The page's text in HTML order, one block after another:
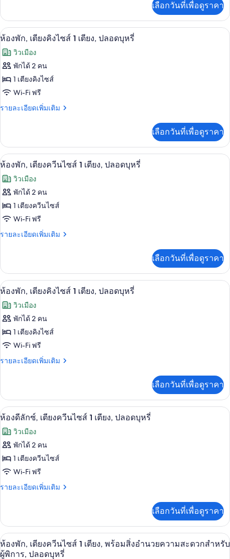
ควีน
ไซส์
2
เตียง,
ปลอด
บุหรี่
เกี่ยว
กับ
ห้อง
เตียง
ควีน
2
เตียง,
บุหรี่
เลือกวันที่เพื่อดูราคา
เปิด
ภาพถ่าย
ทั้งหมด
ของ
ห้อง
พัก,
คิง
ไซส์
1
เตียง,
ปลอด
บุหรี่
ตู้นิรภัยในห้องพัก, โต๊ะทำงาน, เตารีด/
9
ห้องพัก, เตียงคิงไซส์ 1 เตียง, ปลอดบุหรี่
วิวเมือง
พักได้ 2 คน
1 เตียงคิงไซส์
Wi-Fi ฟรี
รายละเอียดเพิ่มเติม
ราย
เกี่ยว
กับ
ห้อง
เตียง
คิง
เตียง,
บุหรี่
เลือกวันที่เพื่อดูราคา
เปิด
ภาพถ่าย
ทั้งหมด
ของ
ห้อง
พัก,
ควีน
ไซส์
1
เตียง,
ปลอด
บุหรี่
ตู้นิรภัยในห้องพัก, โต๊ะทำงาน, เตารีด/
10
ห้องพัก, เตียงควีนไซส์ 1 เตียง, ปลอดบุหรี่
วิวเมือง
พักได้ 2 คน
1 เตียงควีนไซส์
Wi-Fi ฟรี
รายละเอียดเพิ่มเติม
ราย
เกี่ยว
กับ
ห้อง
เตียง
ควีน
เตียง,
บุหรี่
เลือกวันที่เพื่อดูราคา
เปิด
ภาพถ่าย
ทั้งหมด
ของ
ห้อง
พัก,
คิง
ไซส์
1
เตียง,
ปลอด
บุหรี่
ตู้นิรภัยในห้องพัก, โต๊ะทำงาน, เตารีด/
9
ห้องพัก, เตียงคิงไซส์ 1 เตียง, ปลอดบุหรี่
วิวเมือง
พักได้ 2 คน
1 เตียงคิงไซส์
Wi-Fi ฟรี
รายละเอียดเพิ่มเติม
ราย
เกี่ยว
กับ
ห้อง
เตียง
คิง
เตียง,
บุหรี่
เลือกวันที่เพื่อดูราคา
เปิด
ภาพถ่าย
ทั้งหมด
ของ
ห้อง
ดี
ซ์,
เตียง
ควีน
ตู้นิรภัยในห้องพัก, โต๊ะทำงาน, เตารีด/
6
ห้องดีลักซ์, เตียงควีนไซส์ 1 เตียง, ปลอดบุหรี่
วิวเมือง
พักได้ 2 คน
1 เตียงควีนไซส์
Wi-Fi ฟรี
รายละเอียดเพิ่มเติม
ราย
เกี่ยว
กับ
ห้อง
ดี
เลือกวันที่เพื่อดูราคา
เปิด
ภาพถ่าย
ตู้นิรภัยในห้องพัก, โต๊ะทำงาน, เตารีด/
9
ห้องพัก, เตียงควีนไซส์ 1 เตียง, พร้อมสิ่งอำนวยความสะดวกสำหรับ
ผู้พิการ, ปลอดบุหรี่